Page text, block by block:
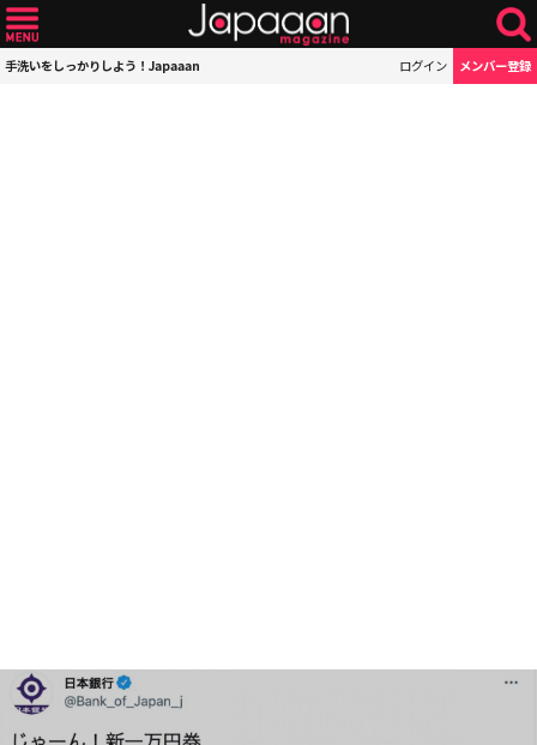
手洗いをしっかりしよう！Japaaan ログイン メンバー登録